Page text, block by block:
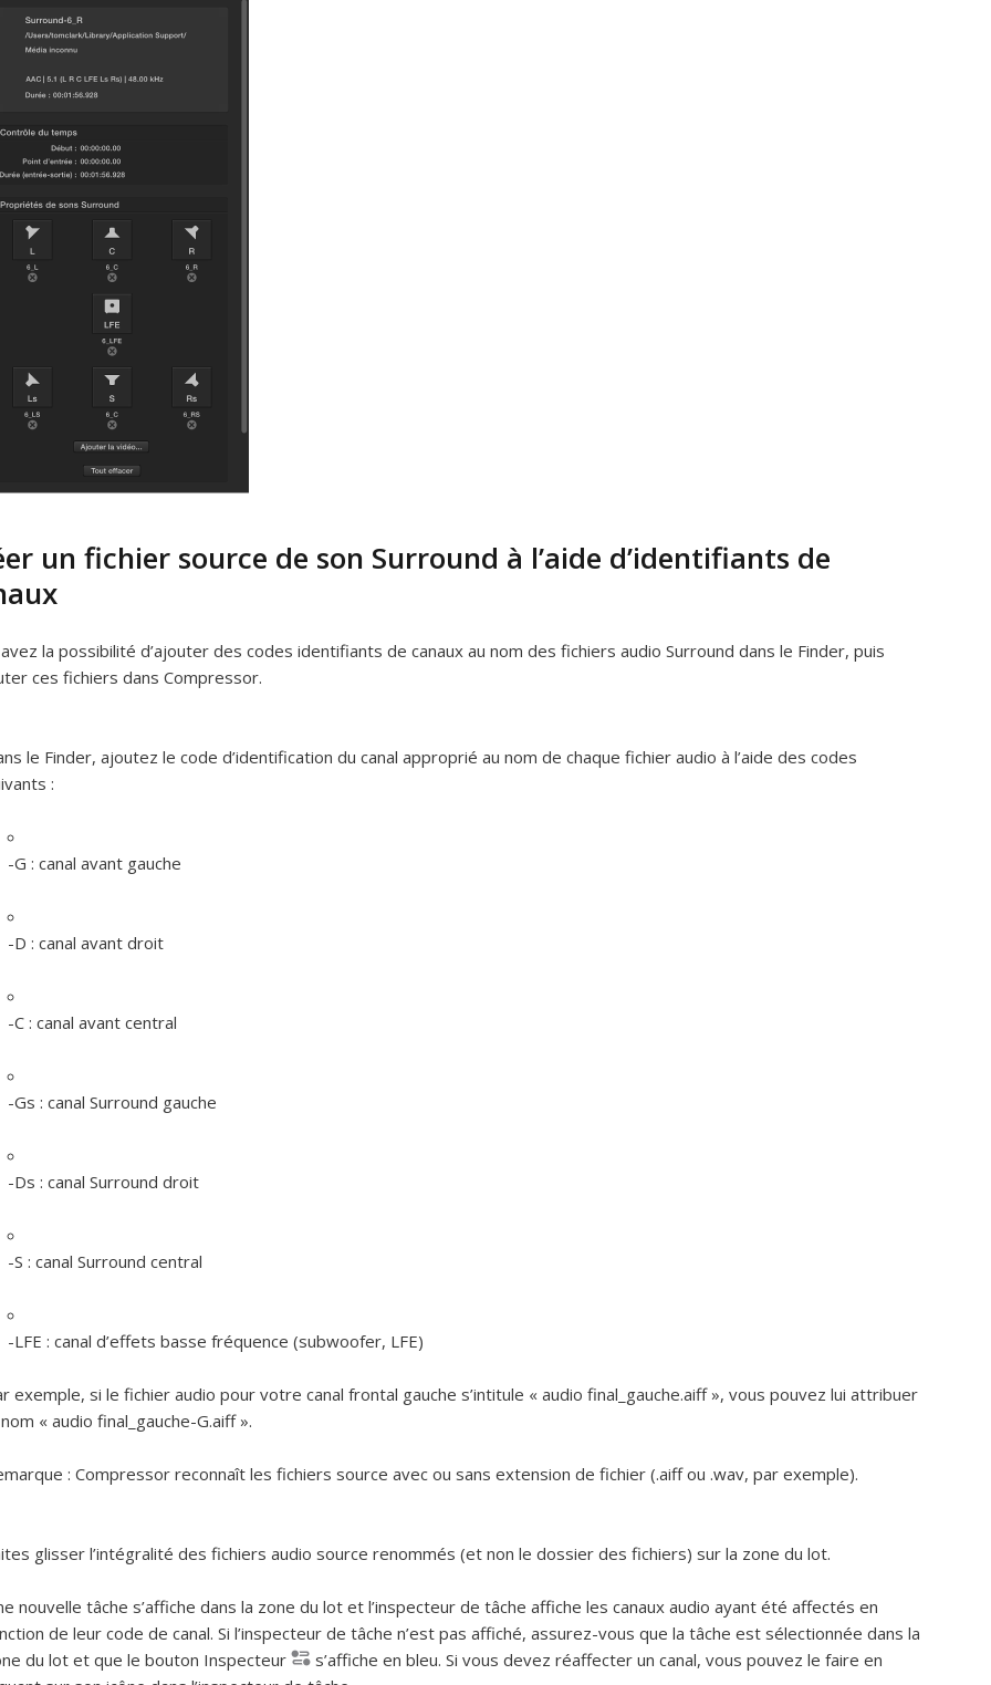
un fichier source de son Surround à l’aide d’identifiants de
la possibilité d’ajouter des codes identifiants de canaux au nom des fichiers audio Surround dans le Finder, puis
ces fichiers dans Compressor.
le Finder, ajoutez le code d’identification du canal approprié au nom de chaque fichier audio à l’aide des codes
:
-G : canal avant gauche
-D : canal avant droit
-C : canal avant central
-Gs : canal Surround gauche
-Ds : canal Surround droit
-S : canal Surround central
-LFE : canal d’effets basse fréquence (subwoofer, LFE)
exemple, si le fichier audio pour votre canal frontal gauche s’intitule « audio final_gauche.aiff », vous pouvez lui attribuer
« audio final_gauche-G.aiff ».
: Compressor reconnaît les fichiers source avec ou sans extension de fichier (.aiff ou .wav, par exemple).
glisser l’intégralité des fichiers audio source renommés (et non le dossier des fichiers) sur la zone du lot.
nouvelle tâche s’affiche dans la zone du lot et l’inspecteur de tâche affiche les canaux audio ayant été affectés en
de leur code de canal. Si l’inspecteur de tâche n’est pas affiché, assurez-vous que la tâche est sélectionnée dans la
du lot et que le bouton Inspecteur
s’affiche en bleu. Si vous devez réaffecter un canal, vous pouvez le faire en